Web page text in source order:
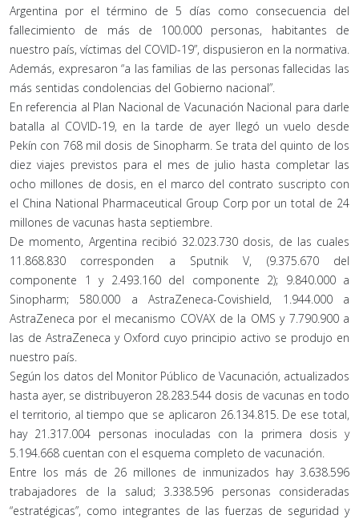
Argentina por el término de 5 días como consecuencia del
fallecimiento de más de 100.000 personas, habitantes de
nuestro país, víctimas del COVID-19”, dispusieron en la normativa.
Además, expresaron “a las familias de las personas fallecidas las
más sentidas condolencias del Gobierno nacional”.
En referencia al Plan Nacional de Vacunación Nacional para darle
batalla al COVID-19, en la tarde de ayer llegó un vuelo desde
Pekín con 768 mil dosis de Sinopharm. Se trata del quinto de los
diez viajes previstos para el mes de julio hasta completar las
ocho millones de dosis, en el marco del contrato suscripto con
el China National Pharmaceutical Group Corp por un total de 24
millones de vacunas hasta septiembre.
De momento, Argentina recibió 32.023.730 dosis, de las cuales
11.868.830 corresponden a Sputnik V, (9.375.670 del
componente 1 y 2.493.160 del componente 2); 9.840.000 a
Sinopharm; 580.000 a AstraZeneca-Covishield, 1.944.000 a
AstraZeneca por el mecanismo COVAX de la OMS y 7.790.900 a
las de AstraZeneca y Oxford cuyo principio activo se produjo en
nuestro país.
Según los datos del Monitor Público de Vacunación, actualizados
hasta ayer, se distribuyeron 28.283.544 dosis de vacunas en todo
el territorio, al tiempo que se aplicaron 26.134.815. De ese total,
hay 21.317.004 personas inoculadas con la primera dosis y
5.194.668 cuentan con el esquema completo de vacunación.
Entre los más de 26 millones de inmunizados hay 3.638.596
trabajadores de la salud; 3.338.596 personas consideradas
“estratégicas”, como integrantes de las fuerzas de seguridad y